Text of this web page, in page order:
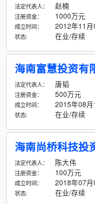
法定代表人： 赵楠
注册资金： 1000万元
成立时间： 2012年11月
状态: 在业/存续
海南富慧投资有
法定代表人： 唐韬
注册资金： 500万元
成立时间： 2015年08月
状态: 在业/存续
海南尚桥科技投
法定代表人： 陈大伟
注册资金： 100万元
成立时间： 2018年07月
状态: 在业/存续